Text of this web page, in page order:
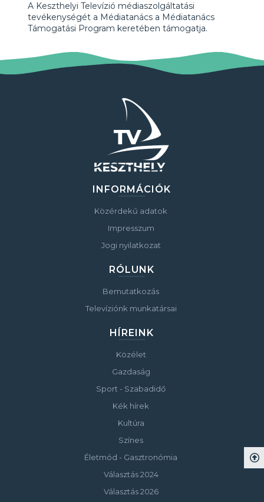
A Keszthelyi Televízió médiaszolgáltatási
tevékenységét a Médiatanács a Médiatanács
Támogatási Program keretében támogatja.
INFORMÁCIÓK
Közérdekű adatok
Impresszum
Jogi nyilatkozat
RÓLUNK
Bemutatkozás
Televíziónk munkatársai
HÍREINK
Közélet
Gazdaság
Sport - Szabadidő
Kék hírek
Kultúra
Színes
Életmód - Gasztronómia
Választás 2024
Választás 2026